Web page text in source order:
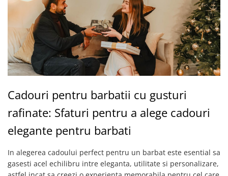
Cadouri pentru barbatii cu gusturi
rafinate: Sfaturi pentru a alege cadouri
elegante pentru barbati
In alegerea cadoului perfect pentru un barbat este esential sa
gasesti acel echilibru intre eleganta, utilitate si personalizare,